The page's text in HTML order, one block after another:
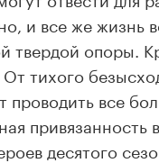
и все же жизнь
твердой опоры.
тихого
проводить все
десятого